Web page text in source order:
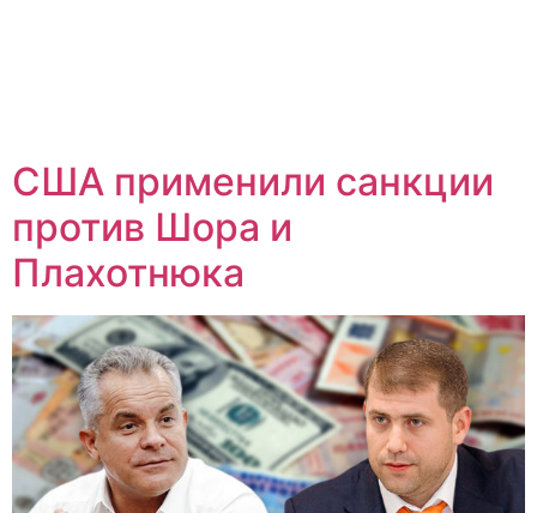
США применили санкции
против Шора и
Плахотнюка